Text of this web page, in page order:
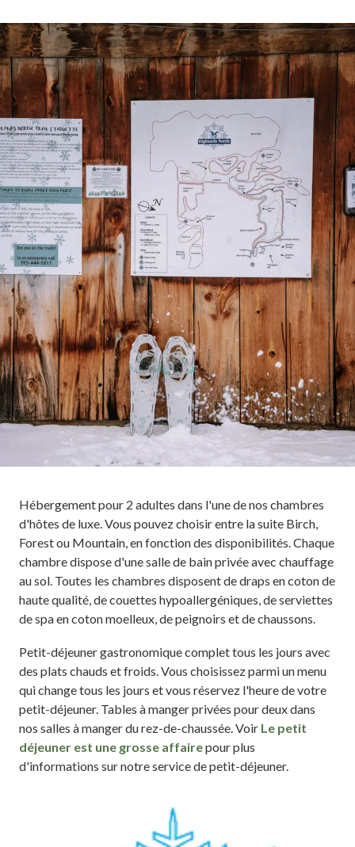
Hébergement pour 2 adultes dans l'une de nos chambres
d'hôtes de luxe. Vous pouvez choisir entre la suite Birch,
Forest ou Mountain, en fonction des disponibilités. Chaque
chambre dispose d'une salle de bain privée avec chauffage
au sol. Toutes les chambres disposent de draps en coton de
haute qualité, de couettes hypoallergéniques, de serviettes
de spa en coton moelleux, de peignoirs et de chaussons.
Petit-déjeuner gastronomique complet tous les jours avec
des plats chauds et froids. Vous choisissez parmi un menu
qui change tous les jours et vous réservez l'heure de votre
petit-déjeuner. Tables à manger privées pour deux dans
nos salles à manger du rez-de-chaussée. Voir Le petit
déjeuner est une grosse affairepour plus
d'informations sur notre service de petit-déjeuner.